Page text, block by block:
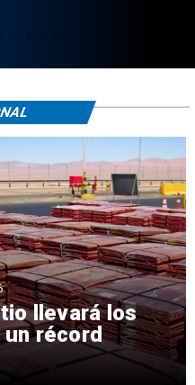
llevará los
récord